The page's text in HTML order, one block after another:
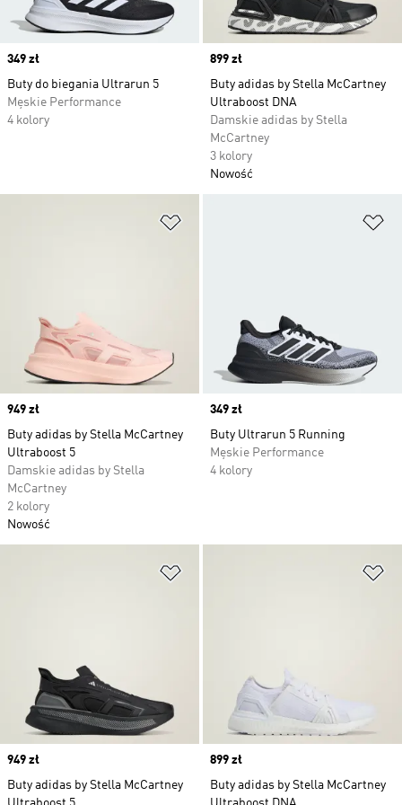
Price
349 zł
Buty do biegania Ultrarun 5
Męskie Performance
4 kolory
Price
899 zł
Buty adidas by Stella McCartney
Ultraboost DNA
Damskie adidas by Stella
McCartney
3 kolory
Nowość
Price
949 zł
Buty adidas by Stella McCartney
Ultraboost 5
Damskie adidas by Stella
McCartney
2 kolory
Nowość
Price
349 zł
Buty Ultrarun 5 Running
Męskie Performance
4 kolory
Price
949 zł
Buty adidas by Stella McCartney
Price
899 zł
Buty adidas by Stella McCartney